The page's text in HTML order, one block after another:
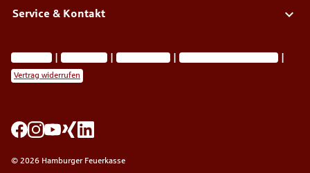
Service & Kontakt
Impressum Datenschutz Barrierefreiheit
Privatsphäre-Einstellungen
Vertrag widerrufen